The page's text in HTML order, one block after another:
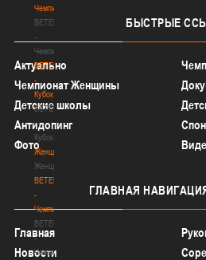
Чемпионат
BETERA
-
Чемпионат
BETERA
-
Кубок
BETERA
-
Кубок
Женщины
Женщины
BETERA
-
Чемпионат
BETERA
-
Чемпионат
БЫСТРЫЕ
Актуально
Чемпионат Женщины
Детские школы
Антидопинг
Фото
ГЛАВНАЯ
Главная
Новости